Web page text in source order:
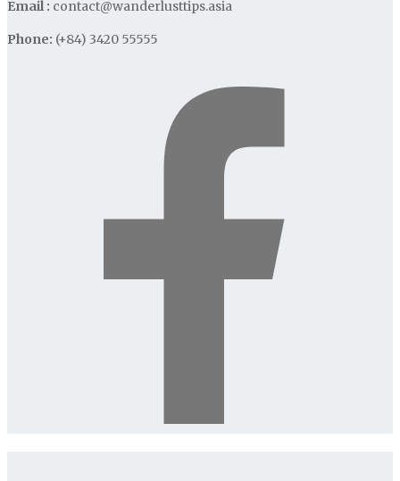
Email : contact@wanderlusttips.asia
Phone: (+84) 3420 55555